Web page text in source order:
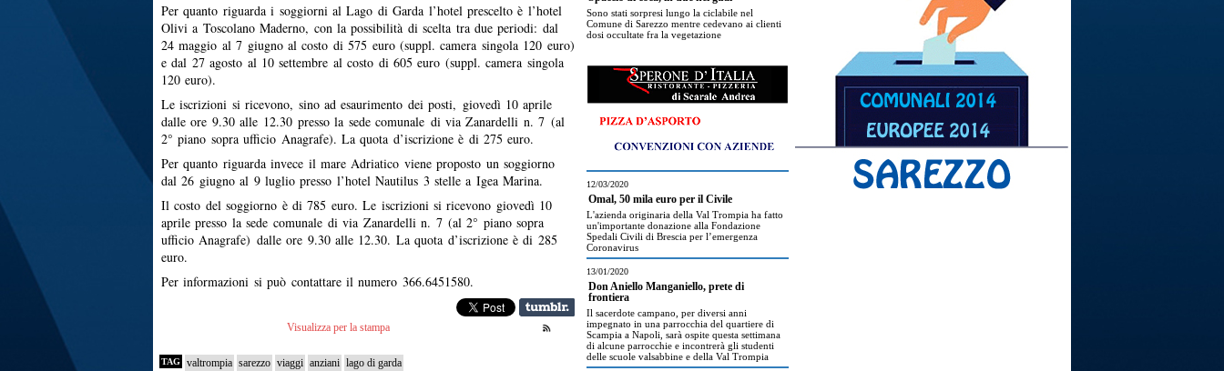
Per quanto riguarda i soggiorni al Lago di Garda l’hotel prescelto è l’hotel
Olivi a Toscolano Maderno, con la possibilità di scelta tra due periodi: dal
24 maggio al 7 giugno al costo di 575 euro (suppl. camera singola 120 euro)
e dal 27 agosto al 10 settembre al costo di 605 euro (suppl. camera singola
120 euro).
Le iscrizioni si ricevono, sino ad esaurimento dei posti, giovedì 10 aprile
dalle ore 9.30 alle 12.30 presso la sede comunale di via Zanardelli n. 7 (al
2° piano sopra ufficio Anagrafe). La quota d’iscrizione è di 275 euro.
Per quanto riguarda invece il mare Adriatico viene proposto un soggiorno
dal 26 giugno al 9 luglio presso l’hotel Nautilus 3 stelle a Igea Marina.
Il costo del soggiorno è di 785 euro. Le iscrizioni si ricevono giovedì 10
aprile presso la sede comunale di via Zanardelli n. 7 (al 2° piano sopra
ufficio Anagrafe) dalle ore 9.30 alle 12.30. La quota d’iscrizione è di 285
euro.
Per informazioni si può contattare il numero 366.6451580.
Visualizza per la stampa
TAG valtrompia sarezzo viaggi anziani lago di garda
Sono stati sorpresi lungo la ciclabile nel
Comune di Sarezzo mentre cedevano ai clienti
dosi occultate fra la vegetazione
12/03/2020
Omal, 50 mila euro per il Civile
L'azienda originaria della Val Trompia ha fatto
un'importante donazione alla Fondazione
Spedali Civili di Brescia per l’emergenza
Coronavirus
13/01/2020
Don Aniello Manganiello, prete di
frontiera
Il sacerdote campano, per diversi anni
impegnato in una parrocchia del quartiere di
Scampia a Napoli, sarà ospite questa settimana
di alcune parrocchie e incontrerà gli studenti
delle scuole valsabbine e della Val Trompia